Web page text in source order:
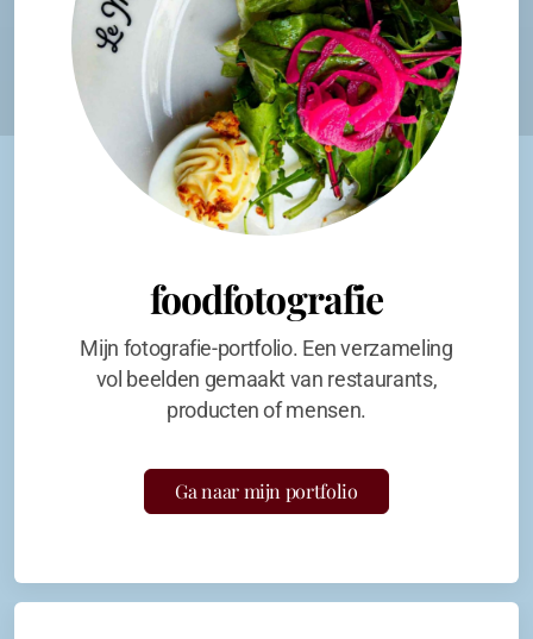
foodfotografie
Mijn fotografie-portfolio. Een verzameling
vol beelden gemaakt van restaurants,
producten of mensen.
Ga naar mijn portfolio